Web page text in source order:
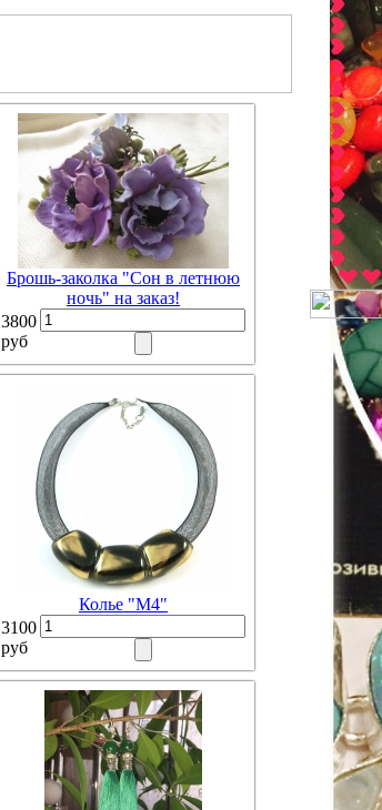
Брошь-заколка "Сон в летнюю
ночь" на заказ!
3800
руб
Колье "М4"
3100
руб